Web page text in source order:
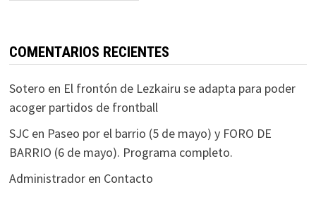
COMENTARIOS RECIENTES
Sotero en El frontón de Lezkairu se adapta para poder
acoger partidos de frontball
SJCen Paseo por el barrio (5 de mayo) y FORO DE
BARRIO (6 de mayo). Programa completo.
Administradoren Contacto